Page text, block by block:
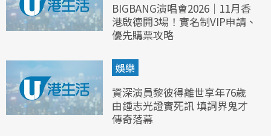
BIGBANG演唱會2026｜11月香
港啟德開3場！實名制VIP申請、
優先購票攻略
娛樂
資深演員黎彼得離世享年76歲
由鍾志光證實死訊 填詞界鬼才
傳奇落幕